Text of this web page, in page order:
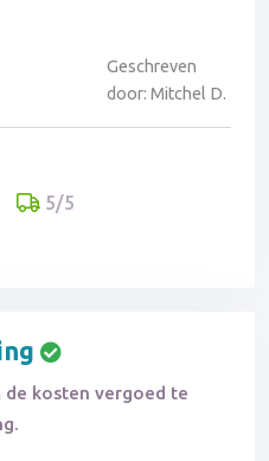
Geschreven
door: Mitchel D.
5/5
de kosten vergoed te